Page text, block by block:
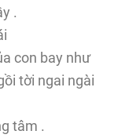
.
con bay như
tời ngai ngài
tâm .